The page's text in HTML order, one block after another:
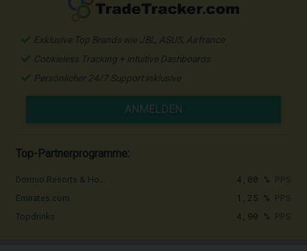
Exklusive Top Brands wie JBL, ASUS, Airfrance
Cookieless Tracking + intuitive Dashboards
Persönlicher 24/7 Support inklusive
ANMELDEN
Top-Partnerprogramme:
Dormio Resorts & Ho... 4,00 %
Emirates.com 1,25 %
Topdrinks 4,90 %